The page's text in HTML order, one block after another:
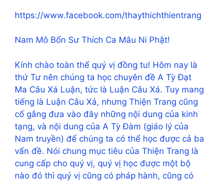
https://www.facebook.com/thaythichthientrang
Nam Mô Bổn Sư Thích Ca Mâu Ni Phật!
Kính chào toàn thể quý vị đồng tu! Hôm nay là
thứ Tư nên chúng ta học chuyên đề A Tỳ Đạt
Ma Câu Xá Luận, tức là Luận Câu Xá. Tuy mang
tiếng là Luận Câu Xá, nhưng Thiện Trang cũng
cố gắng đưa vào đây những nội dung của kinh
tạng, và nội dung của A Tỳ Đàm (giáo lý của
Nam truyền) để chúng ta có thể học được cả ba
vấn đề. Nói chung mục tiêu của Thiện Trang là
cung cấp cho quý vị, quý vị học được một bộ
nào đó thì quý vị cũng có pháp hành, cũng có